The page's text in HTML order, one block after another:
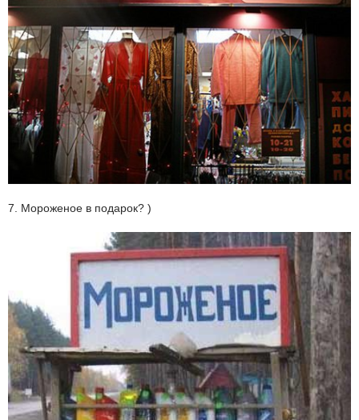
7. Мороженое в подарок? )